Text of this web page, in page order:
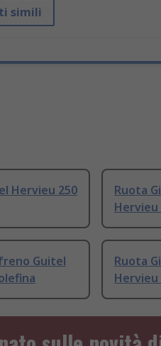
simili
Hervieu 250
Ruota
Hervieu
Guitel
Ruota
Hervieu